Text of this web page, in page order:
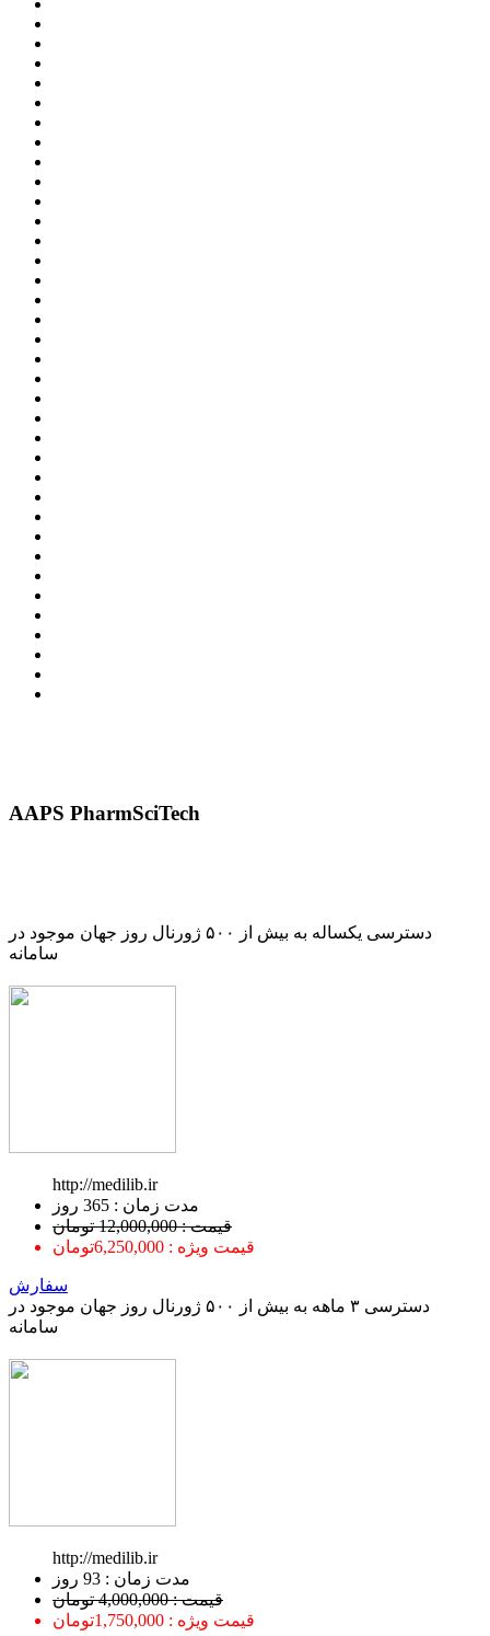
AAPS PharmSciTech
دسترسی یکساله به بیش از ۵۰۰ ژورنال روز جهان موجود در
سامانه
http://medilib.ir
ﻣﺪﺕ ﺯﻣﺎﻥ : 365 ﺭﻭﺯ
قیمت : 12,000,000 تومان
قیمت ویژه : 6,250,000تومان
سفارش
دسترسی ۳ ماهه به بیش از ۵۰۰ ژورنال روز جهان موجود در
سامانه
http://medilib.ir
ﻣﺪﺕ ﺯﻣﺎﻥ : 93 ﺭﻭﺯ
قیمت : 4,000,000 تومان
قیمت ویژه : 1,750,000تومان